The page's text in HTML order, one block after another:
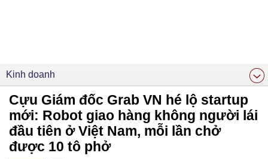
Kinh doanh
Cựu Giám đốc Grab VN hé lộ startup
mới: Robot giao hàng không người lái
đầu tiên ở Việt Nam, mỗi lần chở
được 10 tô phở